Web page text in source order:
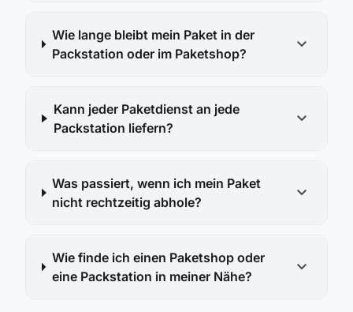
Wie lange bleibt mein Paket in der
Packstation oder im Paketshop?
expand_more
Kann jeder Paketdienst an jede
Packstation liefern?
expand_more
Was passiert, wenn ich mein Paket
nicht rechtzeitig abhole?
expand_more
Wie finde ich einen Paketshop oder
eine Packstation in meiner Nähe?
expand_more